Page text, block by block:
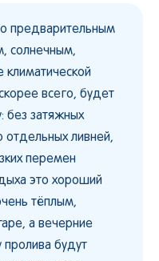
предварительным
солнечным,
всего, будет
без затяжных
ливней,
перемен
это хороший
тёплым,
а вечерние
пролива будут